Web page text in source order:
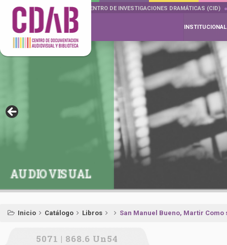
DOCUMENTA DRAMÁTICAS CENTRO DE INVESTIGACIONES DRAMÁTICAS (CID)
INSTITUCIONAL
AUDIOVISUAL
Inicio Catálogo Libros San Manuel Bueno, Martir Como
5071 | 868.6 Un54